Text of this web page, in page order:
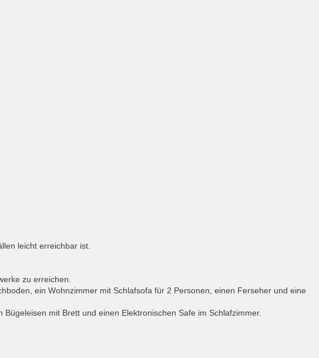
leicht erreichbar ist.
zu erreichen.
ein Wohnzimmer mit Schlafsofa für 2 Personen, einen Ferseher und eine
mit Brett und einen Elektronischen Safe im Schlafzimmer.